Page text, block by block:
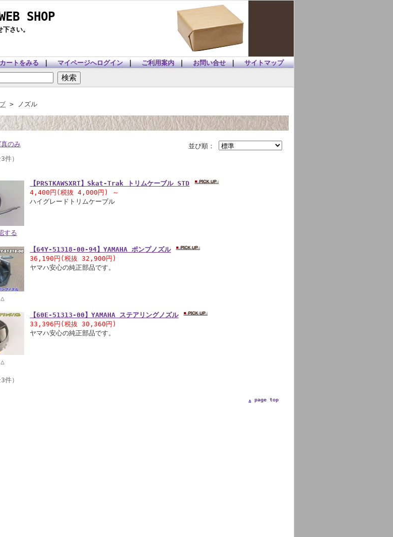
SHOP
さい。
カートをみる｜ マイページへログイン｜ ご利用案内｜ お問い合せ｜ サイトマップ
> ノズル
並び順：
のみ
件）
する
【PRSTKAWSXRT】Skat-Trak トリムケーブル STD
4,400円(税抜 4,000円)
～
ハイグレードトリムケーブル
【64Y-51318-00-94】YAMAHA ポンプノズル
36,190円(税抜 32,900円)
ヤマハ安心の純正部品です。
【60E-51313-00】YAMAHA ステアリングノズル
33,396円(税抜 30,360円)
ヤマハ安心の純正部品です。
件）
page top